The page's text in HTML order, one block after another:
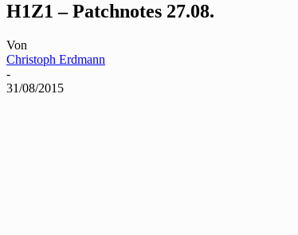
H1Z1 – Patchnotes 27.08.
Von
Christoph Erdmann
-
31/08/2015